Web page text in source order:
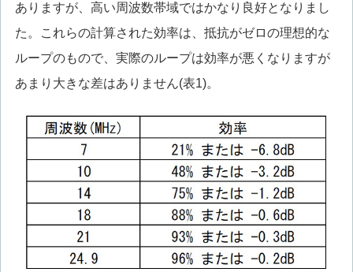
ありますが、高い周波数帯域ではかなり良好となりまし
た。これらの計算された効率は、抵抗がゼロの理想的な
ループのもので、実際のループは効率が悪くなりますが
あまり大きな差はありません(表1)。